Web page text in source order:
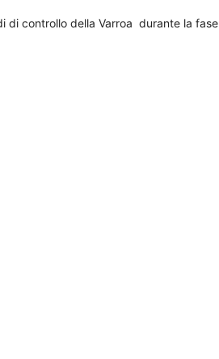
di controllo della Varroa durante la fase